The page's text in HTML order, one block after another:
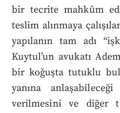
bir tecrite mahkûm
teslim alınmaya
yapılanın tam adı
Kuytul’un avukatı
bir koğuşta tutuklu
yanına
verilmesini ve diğer